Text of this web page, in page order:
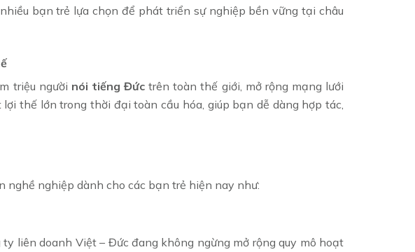
bạn trẻ lựa chọn để phát triển sự nghiệp bền vững tại châu
triệu người nói tiếng Đức trên toàn thế giới, mở rộng mạng lưới
thế lớn trong thời đại toàn cầu hóa, giúp bạn dễ dàng hợp tác,
nghề nghiệp dành cho các bạn trẻ hiện nay như:
liên doanh Việt – Đức đang không ngừng mở rộng quy mô hoạt